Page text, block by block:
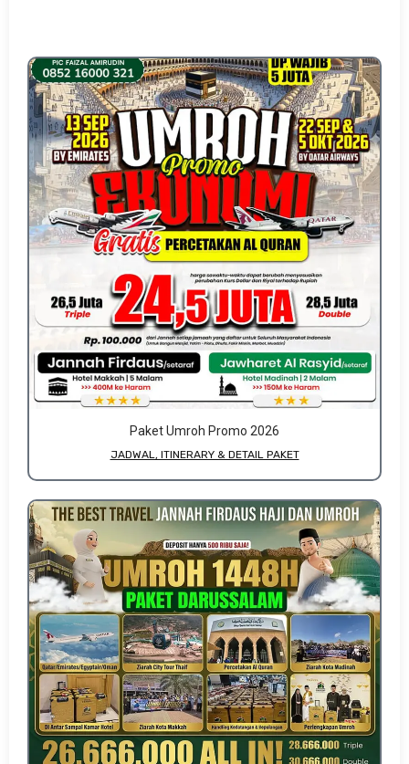
Paket Umroh Promo 2026
JADWAL, ITINERARY & DETAIL PAKET